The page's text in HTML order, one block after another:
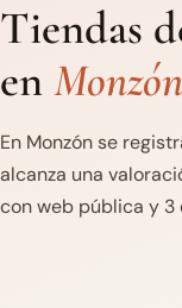
Tiendas
enMonzón
En Monzón se
alcanza una
con web pública y 3